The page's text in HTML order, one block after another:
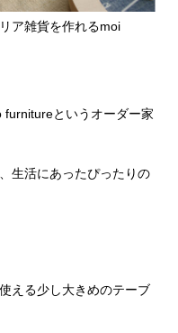
ア雑貨を作れるmoi
というオーダー家
生活にあったぴったりの
える少し大きめのテーブ